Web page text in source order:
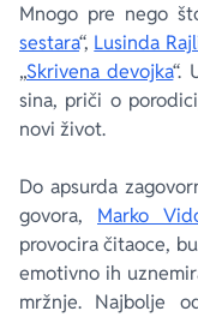
Mnogo pre nego
sestara“, Lusinda
„Skrivena devojka“.
sina, priči o
novi život.
Do apsurda
govora, Marko
provocira čitaoce,
emotivno ih
mržnje. Najbolje